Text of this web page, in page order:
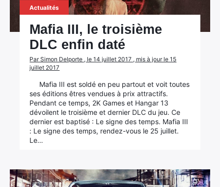
Actualités
Mafia III, le troisième
DLC enfin daté
Par Simon Delporte , le 14 juillet 2017 , mis à jour le 15
juillet 2017
Mafia III est soldé en peu partout et voit toutes
ses éditions êtres vendues à prix attractifs.
Pendant ce temps, 2K Games et Hangar 13
dévoilent le troisième et dernier DLC du jeu. Ce
dernier est baptisé : Le signe des temps. Mafia III
: Le signe des temps, rendez-vous le 25 juillet.
Le…